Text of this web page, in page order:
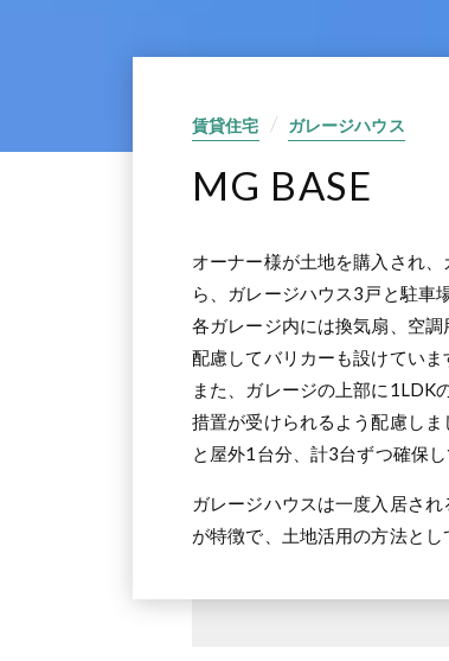
賃貸住宅 ガレージハウス
MG BASE
オーナー様が土地を購入され
ら、ガレージハウス3戸と駐車
各ガレージ内には換気扇、空
配慮してバリカーも設けていま
また、ガレージの上部に1LDK
措置が受けられるよう配慮し
と屋外1台分、計3台ずつ確保し
ガレージハウスは一度入居さ
が特徴で、土地活用の方法とし